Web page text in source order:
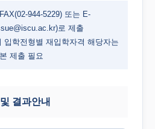
944-5229) 또는 E-
로 제출
학전형별 재입학자격 해당자는
제출 필요
결과안내